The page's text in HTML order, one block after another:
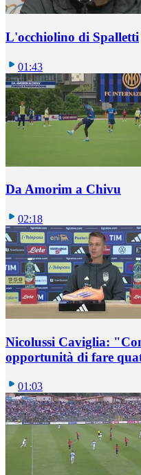
L'occhiolino di Spalletti
01:43
Da Amorim a Chivu
02:18
Nicolussi Caviglia:
opportunità di fare
01:03